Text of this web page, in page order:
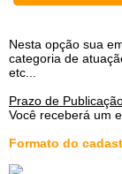
Nesta opção sua
categoria de
etc...
Prazo de
Você receberá um
Formato do